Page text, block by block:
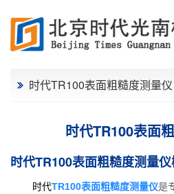
时代TR100表面粗糙度测量仪
时代TR100表面
时代TR100表面粗糙度测量
时代TR100表面粗糙度测量仪是